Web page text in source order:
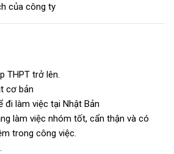
của công ty
THPT trở lên.
cơ bản
làm việc tại Nhật Bản
làm việc nhóm tốt, cẩn thận và có
trong công việc.